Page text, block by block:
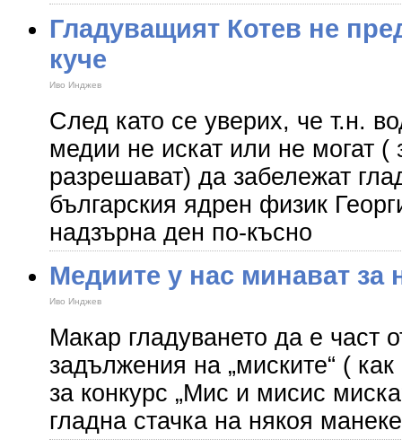
Гладуващият Котев не
куче
Иво Инджев
След като се уверих, че т.н.
медии не искат или не могат
разрешават) да забележат
българския ядрен физик
надзърна ден по-късно
Медиите у нас минават за
Иво Инджев
Макар гладуването да е част
задължения на „миските“ (
за конкурс „Мис и мисис
гладна стачка на някоя